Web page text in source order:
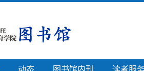
动态 图书馆内刊 读者服